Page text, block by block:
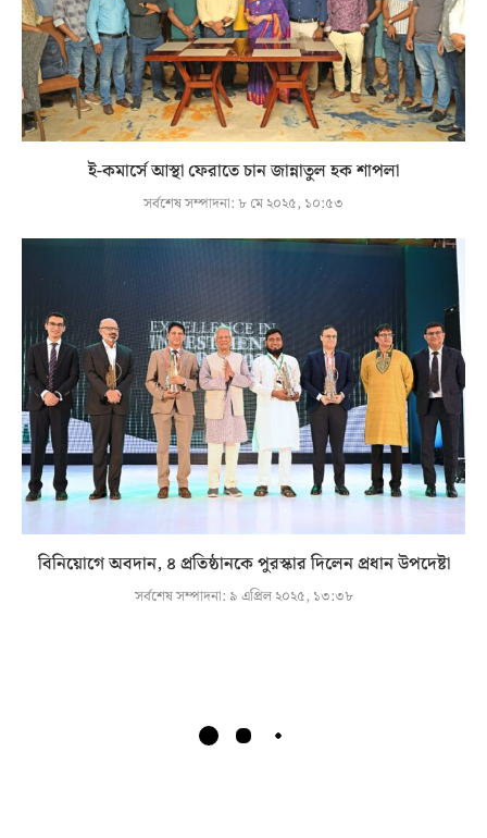
ই-কমার্সে আস্থা ফেরাতে চান জান্নাতুল হক শাপলা
সর্বশেষ সম্পাদনা: ৮ মে ২০২৫, ১০:৫৩
বিনিয়োগে অবদান, ৪ প্রতিষ্ঠানকে পুরস্কার দিলেন প্রধান উপদেষ্টা
সর্বশেষ সম্পাদনা: ৯ এপ্রিল ২০২৫, ১৩:৩৮